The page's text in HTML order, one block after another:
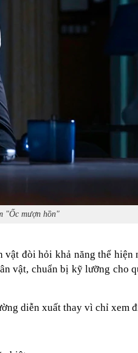
"Ốc mượn hồn"
đòi hỏi khả năng thể
vật, chuẩn bị kỹ lưỡng cho
diễn xuất thay vì chỉ xem